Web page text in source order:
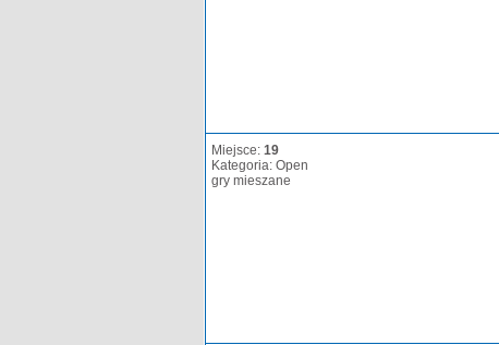
Miejsce: 19
Kategoria: Open
gry mieszane